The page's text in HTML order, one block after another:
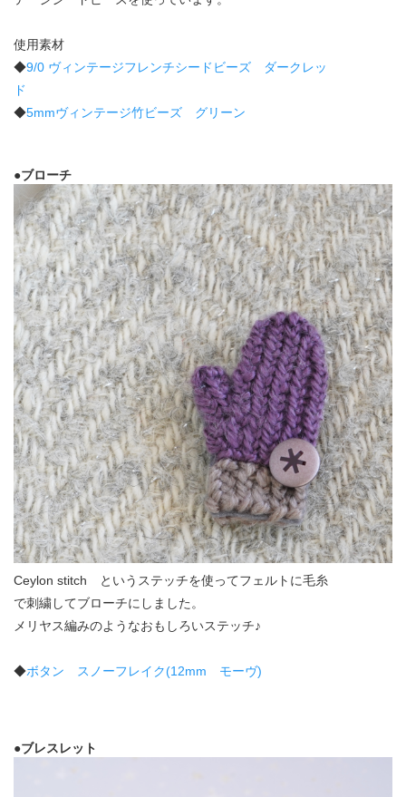
使用素材
◆9/0 ヴィンテージフレンチシードビーズ ダークレッ
ド
◆5mmヴィンテージ竹ビーズ グリーン
●ブローチ
Ceylon stitch というステッチを使ってフェルトに毛糸
で刺繍してブローチにしました。
メリヤス編みのようなおもしろいステッチ♪
◆ボタン スノーフレイク(12mm モーヴ)
●ブレスレット